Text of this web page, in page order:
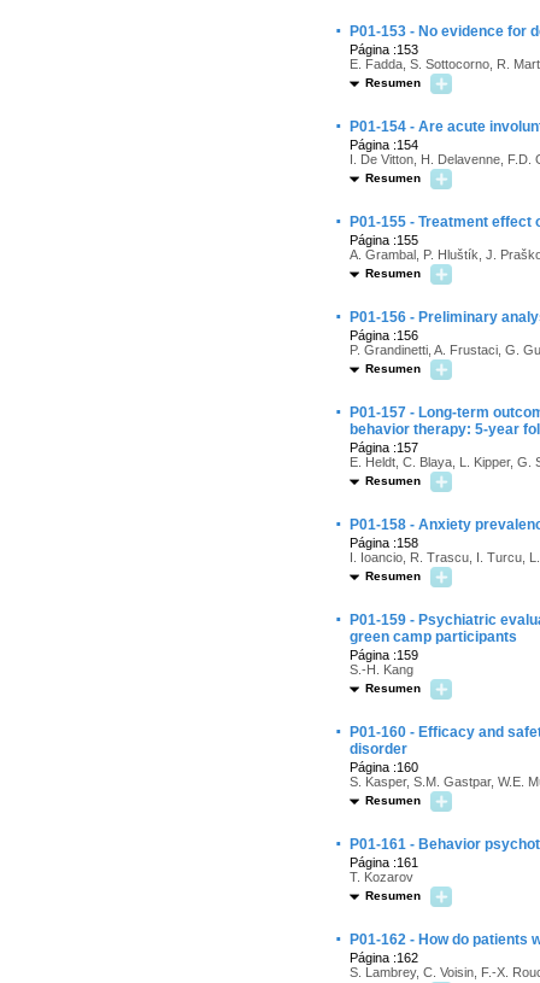
· P01-153 - No evidence for
Página :153
E. Fadda, S. Sottocorno, R.
Resumen
· P01-154 - Are acute
Página :154
I. De Vitton, H. Delavenne, F.D.
Resumen
· P01-155 - Treatment
Página :155
A. Grambal, P. Hluštík, J.
Resumen
· P01-156 - Preliminary
Página :156
P. Grandinetti, A. Frustaci, G.
Resumen
·
P01-157 - Long-term
behavior therapy: 5-year
Página :157
E. Heldt, C. Blaya, L. Kipper, G.
Resumen
· P01-158 - Anxiety
Página :158
I. Ioancio, R. Trascu, I. Turcu,
Resumen
·
P01-159 - Psychiatric
green camp participants
Página :159
S.-H. Kang
Resumen
·
P01-160 - Efficacy and
disorder
Página :160
S. Kasper, S.M. Gastpar, W.E.
Resumen
· P01-161 - Behavior
Página :161
T. Kozarov
Resumen
· P01-162 - How do
Página :162
S. Lambrey, C. Voisin, F.-X.